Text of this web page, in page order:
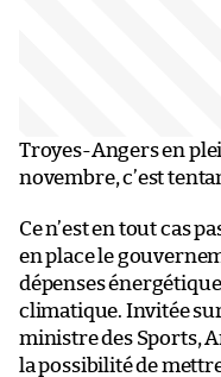
Troyes-Angers en
novembre, c’est
Ce n’est en tout cas
en place le
dépenses
climatique. Invitée
ministre des Sports,
la possibilité de